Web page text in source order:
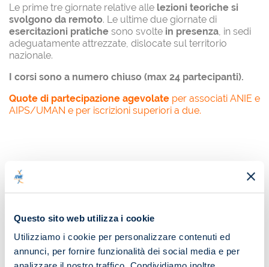
Questo sito web utilizza i cookie
Utilizziamo i cookie per personalizzare contenuti ed
annunci, per fornire funzionalità dei social media e per
Le prime tre giornate relative alle lezioni teoriche si
svolgono da remoto. Le ultime due giornate di
esercitazioni pratiche sono svolte in presenza, in sedi
adeguatamente attrezzate, dislocate sul territorio
nazionale.
I corsi sono a numero chiuso (max 24 partecipanti).
Quote di partecipazione agevolate per associati ANIE e
AIPS/UMAN e per iscrizioni superiori a due.
OBIETTIVO
Offrire a tutti gli operatori del settore una preparazione
competenze necessarie per l’attività di manutenzione dei
presìdi e degli impianti di rivelazione e allarme incendio e
di evacuazione audio, e dall’altro la corretta
informazione a tutte le figure che operano nel settore